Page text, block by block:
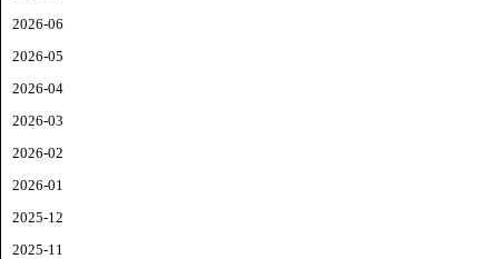
2026-06
2026-05
2026-04
2026-03
2026-02
2026-01
2025-12
2025-11